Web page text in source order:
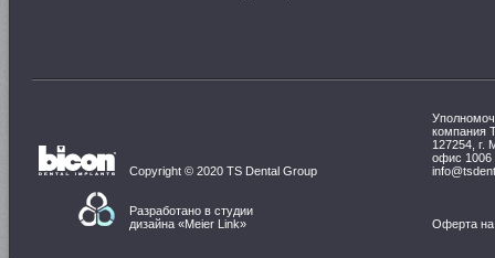
Copyright © 2020 TS Dental Group
компания
127254, г.
офис 1006
Разработано в студии
дизайна «Meier Link» Оферта на